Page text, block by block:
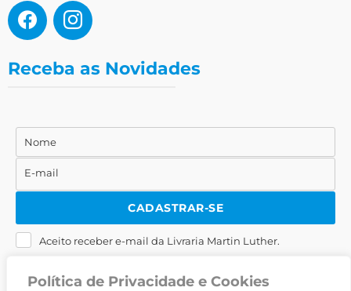
Política de Privacidade e Cookies
Receba as Novidades
Nome
Nome
E-
mail
E-mail
CADASTRAR-SE
Aceito receber e-mail da Livraria Martin Luther.